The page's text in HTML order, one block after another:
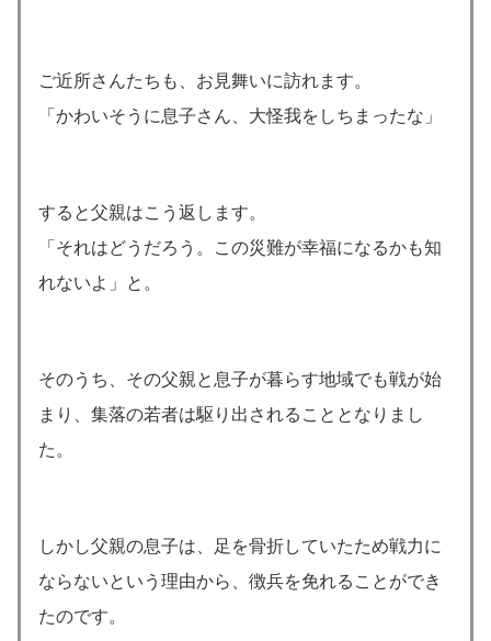
ご近所さんたちも、お見舞いに訪れます。
「かわいそうに息子さん、大怪我をしちまったな」
すると父親はこう返します。
「それはどうだろう。この災難が幸福になるかも知
れないよ」と。
そのうち、その父親と息子が暮らす地域でも戦が始
まり、集落の若者は駆り出されることとなりまし
た。
しかし父親の息子は、足を骨折していたため戦力に
ならないという理由から、徴兵を免れることができ
たのです。